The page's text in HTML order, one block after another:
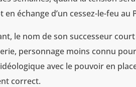
en échange d’un cessez-le-feu
le nom de son successeur
personnage moins connu
avec le pouvoir en
correct.